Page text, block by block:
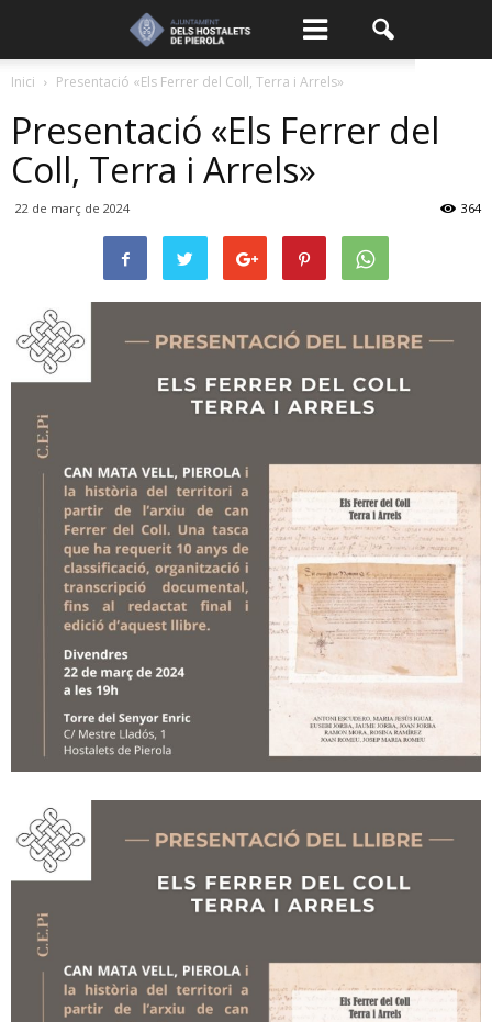
Inici Presentació «Els Ferrer del Coll, Terra i Arrels»
Presentació «Els Ferrer del
Coll, Terra i Arrels»
22 de març de 2024 364